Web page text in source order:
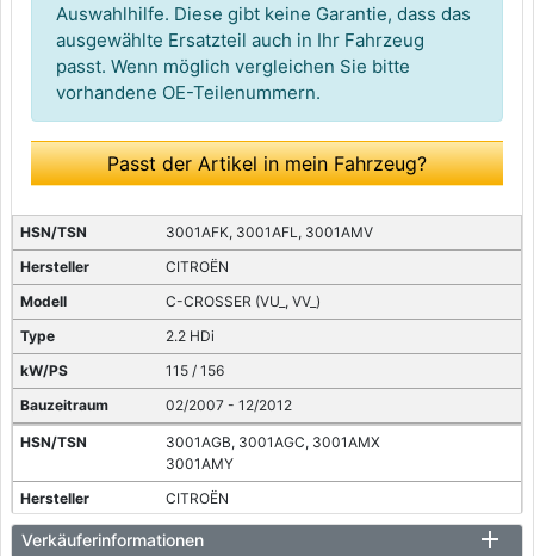
Auswahlhilfe. Diese gibt keine Garantie, dass das
ausgewählte Ersatzteil auch in Ihr Fahrzeug
passt. Wenn möglich vergleichen Sie bitte
vorhandene OE-Teilenummern.
Passt der Artikel in mein Fahrzeug?
3001AFK, 3001AFL, 3001AMV
CITROËN
C-CROSSER (VU_, VV_)
2.2 HDi
115 / 156
02/2007 - 12/2012
3001AGB, 3001AGC, 3001AMX
3001AMY
CITROËN
C-CROSSER (VU_, VV_)
Verkäuferinformationen